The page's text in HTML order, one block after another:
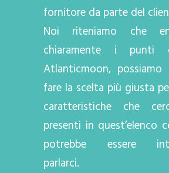
fornitore da parte del
Noi riteniamo che
chiaramente i punti
Atlanticmoon,
fare la scelta più giusta
caratteristiche che
presenti in quest’elenco
potrebbe essere
parlarci.